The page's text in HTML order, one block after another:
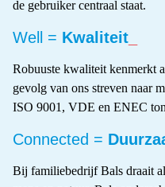
de gebruiker centraal staat.
Well = Kwaliteit
Robuuste kwaliteit kenmerkt
gevolg van ons streven naar
ISO 9001, VDE en ENEC
Connected =
Bij familiebedrijf Bals draait